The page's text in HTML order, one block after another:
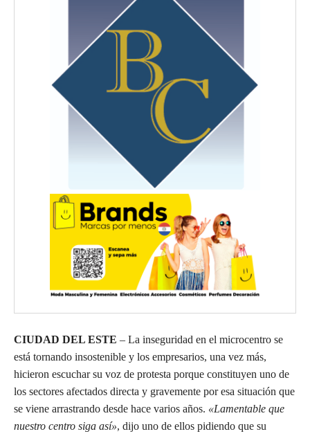
CIUDAD DEL ESTE – La inseguridad en el microcentro se
está tornando insostenible y los empresarios, una vez más,
hicieron escuchar su voz de protesta porque constituyen uno de
los sectores afectados directa y gravemente por esa situación que
se viene arrastrando desde hace varios años. «Lamentable que
nuestro centro siga así», dijo uno de ellos pidiendo que su